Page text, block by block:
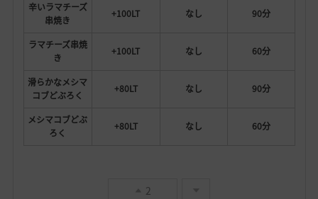
辛いラマチーズ
串焼き
+100LT なし 90分
ラマチーズ串焼
き
+100LT なし 60分
滑らかなメシマ
コブどぶろく
+80LT なし 90分
メシマコブどぶ
ろく
+80LT なし 60分
2